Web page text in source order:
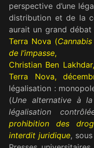
perspective d’une
distribution et de la
aurait un grand
Terra Nova (
de l’impasse,
Christian Ben
Terra Nova,
légalisation :
(Une alternative à
légalisation
prohibition des
interdit juridique,